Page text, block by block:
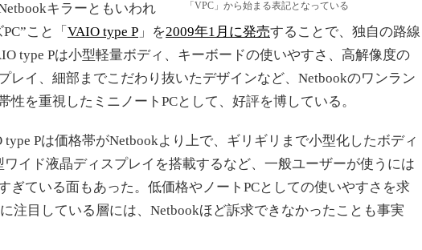
「VPC」から始まる表記となっている
キラーともいわれ
こと「 VAIO type P 」を2009年1月に発売することで、独自の路線
type Pは小型軽量ボディ、キーボードの使いやすさ、高解像度の
レイ、細部までこだわり抜いたデザインなど、Netbookのワンラン
性を重視したミニノートPCとして、好評を博している。
Pは価格帯がNetbookより上で、ギリギリまで小型化したボディ
ワイド液晶ディスプレイを搭載するなど、一般ユーザーが使うには
ぎている面もあった。低価格やノートPCとしての使いやすさを求
注目している層には、Netbookほど訴求できなかったことも事実